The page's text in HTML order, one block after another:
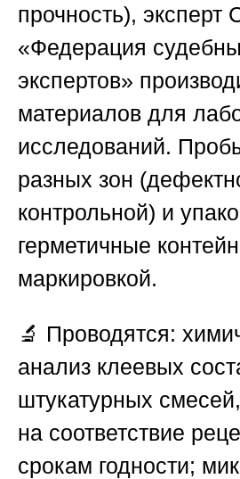
прочность), эксперт
«Федерация
экспертов»
материалов для
исследований.
разных зон
контрольной) и
герметичные
маркировкой.
🔬 Проводятся:
анализ клеевых
штукатурных
на соответствие
срокам годности;